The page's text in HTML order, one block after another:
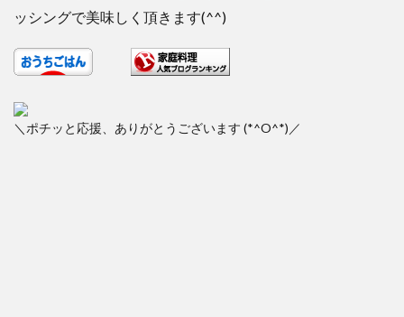
ッシングで美味しく頂きます(^^)
＼ポチッと応援、ありがとうございます (*^O^*)／